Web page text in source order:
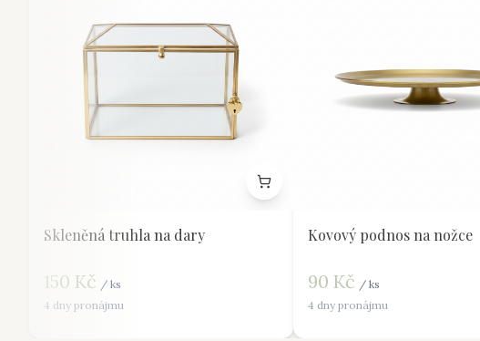
Skleněná truhla na dary
150 Kč / ks
4 dny pronájmu
Kovový podnos na nožce
90 Kč / ks
4 dny pronájmu